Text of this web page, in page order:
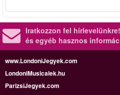
Iratkozzon fel hírlevelünkre!
és egyéb hasznos
www.LondoniJegyek.com
LondoniMusicalek.hu
ParizsiJegyek.com